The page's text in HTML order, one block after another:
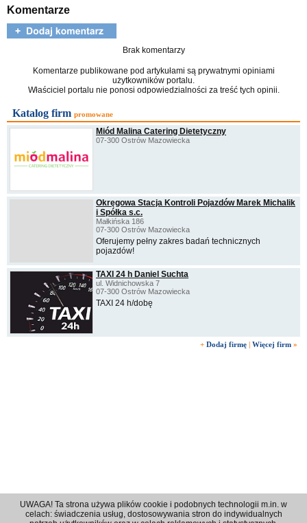
Komentarze
Brak komentarzy
Komentarze publikowane pod artykułami są prywatnymi opiniami
użytkowników portalu.
Właściciel portalu nie ponosi odpowiedzialności za treść tych opinii.
Katalog firm promowane
Miód Malina Catering Dietetyczny
07-300 Ostrów Mazowiecka
Okręgowa Stacja Kontroli Pojazdów Marek Michalik
i Spółka s.c.
Małkińska 186
07-300 Ostrów Mazowiecka
Oferujemy pełny zakres badań technicznych
pojazdów!
TAXI 24 h Daniel Suchta
ul. Widnichowska 7
07-300 Ostrów Mazowiecka
TAXI 24 h/dobę
+ Dodaj firmę | Więcej firm »
UWAGA! Ta strona używa plików cookie i podobnych technologii m.in. w
celach: świadczenia usług, dostosowywania stron do indywidualnych